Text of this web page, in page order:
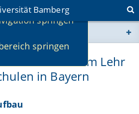
springen
springen
Bamberg
bamberg.de
bamberg.de
bamberg.de
zum Lehr
in Bayern